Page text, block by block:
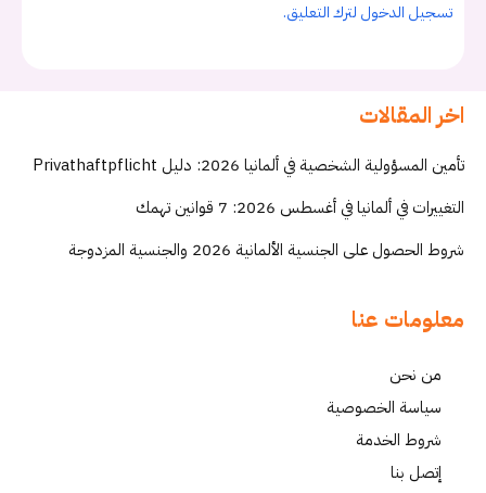
تسجيل الدخول لترك التعليق.
اخر المقالات
تأمين المسؤولية الشخصية في ألمانيا 2026: دليل Privathaftpflicht
التغييرات في ألمانيا في أغسطس 2026: 7 قوانين تهمك
شروط الحصول على الجنسية الألمانية 2026 والجنسية المزدوجة
معلومات عنا
من نحن
سياسة الخصوصية
شروط الخدمة
إتصل بنا